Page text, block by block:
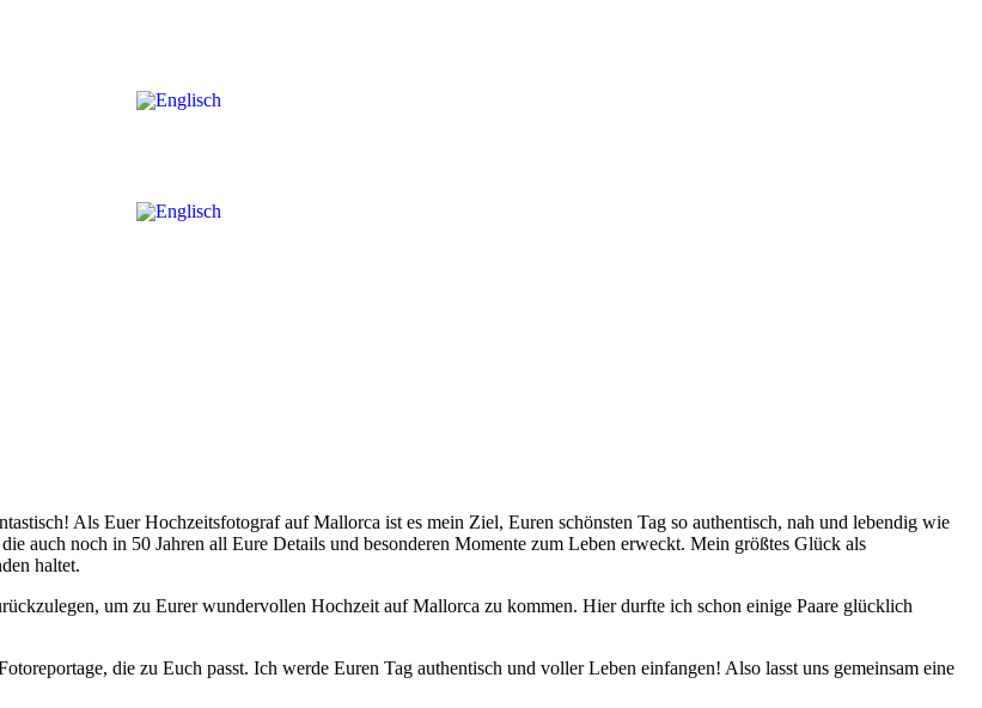
Als Euer Hochzeitsfotograf auf Mallorca ist es mein Ziel, Euren schönsten Tag so authentisch, nah und lebendig wie
auch noch in 50 Jahren all Eure Details und besonderen Momente zum Leben erweckt. Mein größtes Glück als
haltet.
um zu Eurer wundervollen Hochzeit auf Mallorca zu kommen. Hier durfte ich schon einige Paare glücklich
die zu Euch passt. Ich werde Euren Tag authentisch und voller Leben einfangen! Also lasst uns gemeinsam eine